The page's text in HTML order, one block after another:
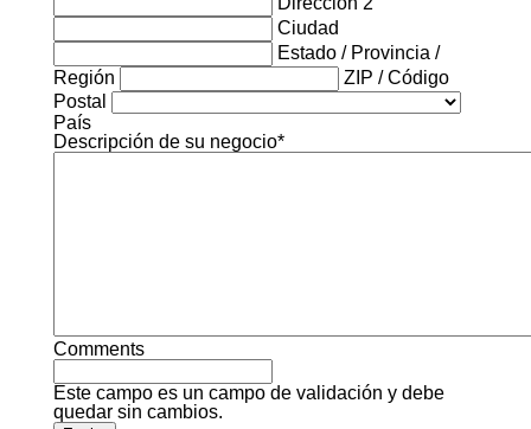
Ciudad
Estado / Provincia /
Región
ZIP / Código
Postal
País
Descripción de su negocio*
Comments
Este campo es un campo de validación y debe
quedar sin cambios.